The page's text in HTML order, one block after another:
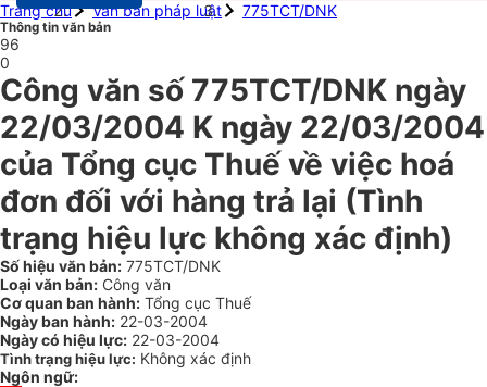
Trang chủ
Văn bản pháp luật 775TCT/DNK
Thông tin văn bản
96
0
Công văn số 775TCT/DNK ngày
22/03/2004 K ngày 22/03/2004
của Tổng cục Thuế về việc hoá
đơn đối với hàng trả lại (Tình
trạng hiệu lực không xác định)
Số hiệu văn bản: 775TCT/DNK
Loại văn bản: Công văn
Cơ quan ban hành: Tổng cục Thuế
Ngày ban hành: 22-03-2004
Ngày có hiệu lực: 22-03-2004
Tình trạng hiệu lực: Không xác định
Ngôn ngữ: